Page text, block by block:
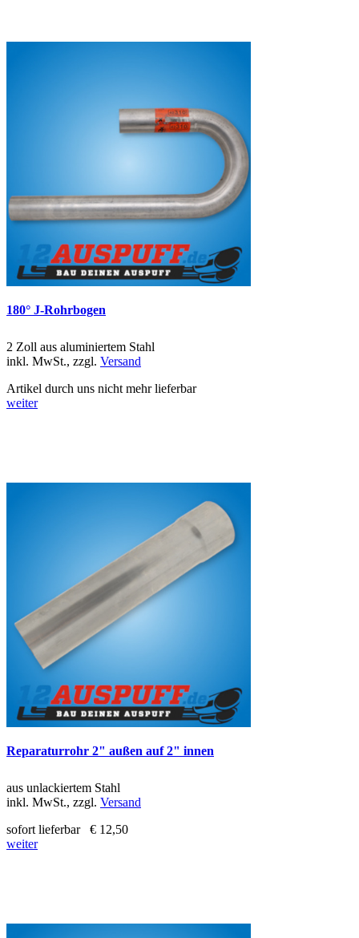
180° J-Rohrbogen
2 Zoll aus aluminiertem Stahl
inkl. MwSt., zzgl. Versand
Artikel durch uns nicht mehr lieferbar
weiter
Reparaturrohr 2" außen auf 2" innen
aus unlackiertem Stahl
inkl. MwSt., zzgl. Versand
sofort lieferbar
€ 12,50
weiter